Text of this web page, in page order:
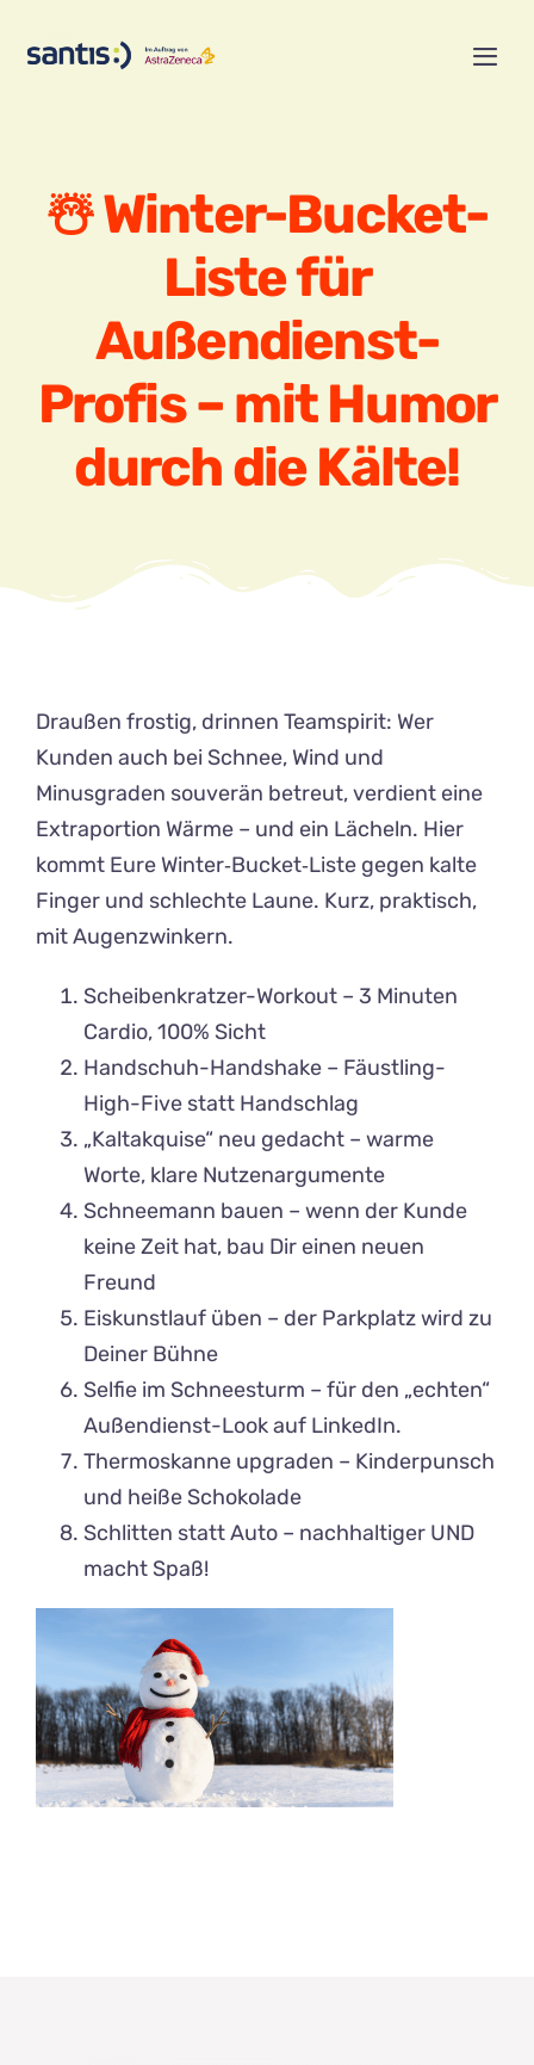
Inhalt
Was wir bieten
Wen wir suchen
Stellenangebote
Einarbeitung
Jetzt bewerben
☃️ Winter-Bucket-
Liste für
Außendienst-
Profis – mit Humor
durch die Kälte!
Draußen frostig, drinnen Teamspirit: Wer
Kunden auch bei Schnee, Wind und
Minusgraden souverän betreut, verdient eine
Extraportion Wärme – und ein Lächeln. Hier
kommt Eure Winter‑Bucket‑Liste gegen kalte
Finger und schlechte Laune. Kurz, praktisch,
mit Augenzwinkern.
Scheibenkratzer-Workout – 3 Minuten
Cardio, 100% Sicht
Handschuh-Handshake – Fäustling-
High-Five statt Handschlag
„Kaltakquise“ neu gedacht – warme
Worte, klare Nutzenargumente
Schneemann bauen – wenn der Kunde
keine Zeit hat, bau Dir einen neuen
Freund
Eiskunstlauf üben – der Parkplatz wird zu
Deiner Bühne
Selfie im Schneesturm – für den „echten“
Außendienst-Look auf LinkedIn.
Thermoskanne upgraden – Kinderpunsch
und heiße Schokolade
Schlitten statt Auto – nachhaltiger UND
macht Spaß!